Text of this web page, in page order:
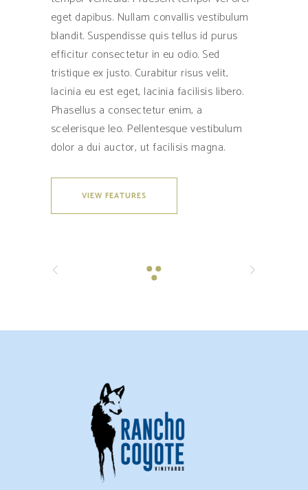
eget dapibus. Nullam convallis vestibulum
blandit. Suspendisse quis tellus id purus
efficitur consectetur in eu odio. Sed
tristique ex justo. Curabitur risus velit,
lacinia eu est eget, lacinia facilisis libero.
Phasellus a consectetur enim, a
scelerisque leo. Pellentesque vestibulum
dolor a dui auctor, ut facilisis magna.
VIEW FEATURES